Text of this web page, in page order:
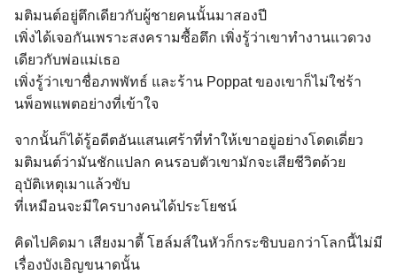
มติมนต์อยู่ตึกเดียวกับผู้ชายคนนั้นมาสองปี
เพิ่งได้เจอกันเพราะสงครามซื้อตึก เพิ่งรู้ว่าเขาทำงานแวดวง
เดียวกับพ่อแม่เธอ
เพิ่งรู้ว่าเขาชื่อภพพัทธ์ และร้าน Poppat ของเขาก็ไม่ใช่ร้า
นพ็อพแพตอย่างที่เข้าใจ
จากนั้นก็ได้รู้อดีตอันแสนเศร้าที่ทำให้เขาอยู่อย่างโดดเดี่ยว
มติมนต์ว่ามันชักแปลก คนรอบตัวเขามักจะเสียชีวิตด้วย
อุบัติเหตุเมาแล้วขับ
ที่เหมือนจะมีใครบางคนได้ประโยชน์
คิดไปคิดมา เสียงมาตี้ โฮล์มส์ในหัวก็กระซิบบอกว่าโลกนี้ไม่มี
เรื่องบังเอิญขนาดนั้น